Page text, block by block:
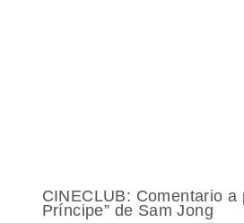
CINECLUB: Comentario a
Príncipe” de Sam Jong